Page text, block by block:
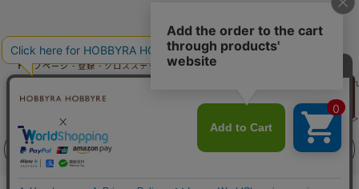
前に戻る
フェア
トップページ 登録 クロスステッチフレーム＜花に囲まれて＞
クロスステッチフレーム＜花に囲ま
トップページ
商品
クロスステッチフレーム＜花に囲まれて＞
トップページ
クロスステッチフレーム＜花に囲まれて＞
トップページ
インテリア・飾り
クロスステッチフレーム＜花に囲まれて＞
トップページ
キット
クロスステッチフレーム＜花に囲まれて＞
トップページ